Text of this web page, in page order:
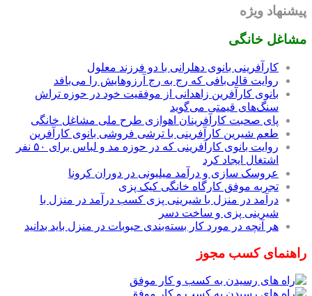
پیشنهاد ویژه
مشاغل خانگی
کارآفرینی بانوی دهلرانی با دو فرزند معلول
روایت قالی‌بافی که رج به رج آرزوهایش را می‌بافد
بانوی کارآفرین زاهدانی از موفقیت خود در حوزه تراش
سنگ‌های قیمتی می‌گوید
پای صحبت کارآفرینان اهوازی طرح ملی مشاغل خانگی
طعم شیرین کارآفرینی با ترشی فروشی بانوی کارآفرین
روایت بانوی کارآفرینی که در حوزه مد و لباس برای ۵۰ نفر
اشتغال ایجاد کرد
عروسک سازی و درآمد میلیونی در دوران کرونا
تجربه موفق کارگاه خانگی کیک پزی
درآمد در منزل با شیرینی پزی کسب درآمد در منزل با
شیرینی پزی و ساخت دسر
هر آنچه در مورد کار بسته‌بندی حبوبات در منزل باید بدانید
راهنمای کسب مجوز